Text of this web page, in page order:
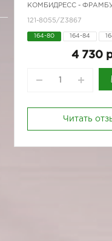
КОМБИДРЕСС -
121-8055/Z3867
164-80 164-84
4 730
Читать